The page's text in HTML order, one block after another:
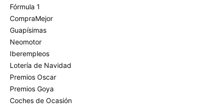
Fórmula 1
CompraMejor
Guapísimas
Neomotor
Iberempleos
Lotería de Navidad
Premios Oscar
Premios Goya
Coches de Ocasión